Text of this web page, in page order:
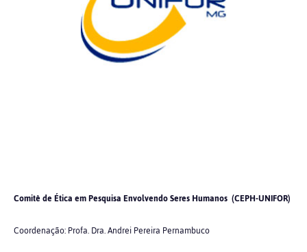
Comitê de Ética em Pesquisa Envolvendo Seres Humanos (CEPH-UNIFOR)
Coordenação: Profa. Dra. Andrei Pereira Pernambuco